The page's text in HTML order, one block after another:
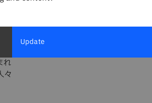
れ
々
Update